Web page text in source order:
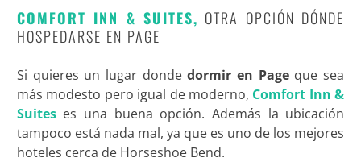
COMFORT INN & SUITES, OTRA OPCIÓN DÓNDE
HOSPEDARSE EN PAGE
Si quieres un lugar dondedormir en Pageque sea
más modesto pero igual de moderno, Comfort Inn &
Suiteses una buena opción. Además la ubicación
tampoco está nada mal, ya que es uno de los mejores
hoteles cerca de Horseshoe Bend.